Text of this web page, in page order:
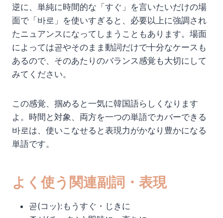
逆に、単純に時間的な「すぐ」を言いたいだけの場
面で「바로」を使いすぎると、必要以上に強調され
たニュアンスになってしまうこともあります。場面
によっては곧やそのまま動詞だけで十分なケースも
あるので、そのあたりのバランス感覚も大切にして
みてください。
この感覚、掴めると一気に韓国語らしくなります
よ。時間と対象、両方を一つの単語でカバーできる
바로は、使いこなせると表現力がかなり豊かになる
単語です。
よく使う関連副詞・表現
곧(コッ):もうすぐ・じきに